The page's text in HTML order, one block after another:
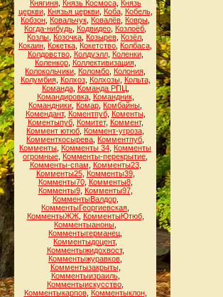
Княгиня, Князь Космоса, Князь
церкви, Князья церкви, Коба, Кобель,
Кобзон Ковальчук Ковалёв Ковры
Когда-нибудь Кодвидео Козлоёб
Козлы Козочка Козырев Козёл
Кокаин Кокетка Кокетство Колбаса
Колдовство, Колдуэлл, Коленки,
Коленкор, Коллективизация,
Колокольчики Коломбо Колония
Колумбия, Колхоз, Колхозы, Кольта,
Команда, Команда РПЦ
Командировка, Командник,
Командники Комар Комбайны
Комендант, Коментпуб, Коменты,
Коментыпуб, Комитет, Коммент,
Коммент ютюб Коммент-угроза
Комменткосырева Комментпуб
Комменты Комменты 34 Комменты
огромные Комменты-перекрытие
Комменты-спам
Комменты23,
Комменты25, Комменты39,
Комменты70, Комменты8,
Комменты9, Комменты97,
КомментыВалдор,
КомментыГеоргиевская
КомментыЖЖ, КомментыЮтюб,
Комментыаноны
Комментыгерманец
Комментыдоцент,
Комментыжидохвост,
Комментыжуравков
Комментызакрыты,
Комментыизраиль,
Комментыискусство
Комментыкарпов, Комментыклон,